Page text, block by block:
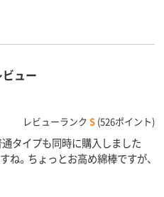
ュー
レビューランク S (526ポイント)
タイプも同時に購入しました
ね。ちょっとお高め綿棒ですが、